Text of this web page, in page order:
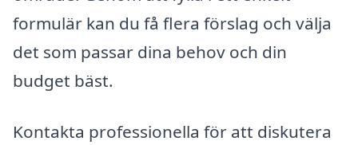
formulär kan du få flera förslag och välja
det som passar dina behov och din
budget bäst.
Kontakta professionella för att diskutera